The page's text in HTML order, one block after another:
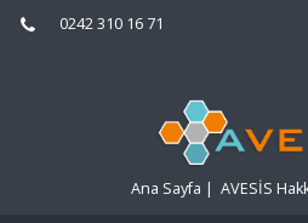
0242 310 16 71
Ana Sayfa | AVESİS